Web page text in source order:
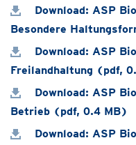
Download: ASP
Besondere
Download: ASP
Freilandhaltung (pdf,
Download: ASP
Betrieb (pdf, 0.4 MB)
Download: ASP